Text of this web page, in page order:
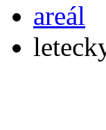
areál